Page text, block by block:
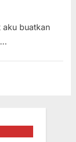
aku buatkan